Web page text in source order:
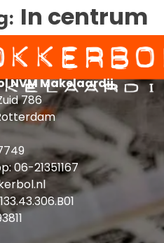
In centrum
NVM Makelaardij
786
06-21351167